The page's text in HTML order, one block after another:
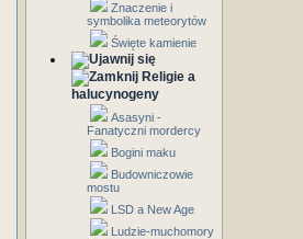
Znaczenie i
symbolika meteorytów
Święte kamienie
Religie a
halucynogeny
Asasyni -
Fanatyczni mordercy
Bogini maku
Budowniczowie
mostu
LSD a New Age
Ludzie-muchomory